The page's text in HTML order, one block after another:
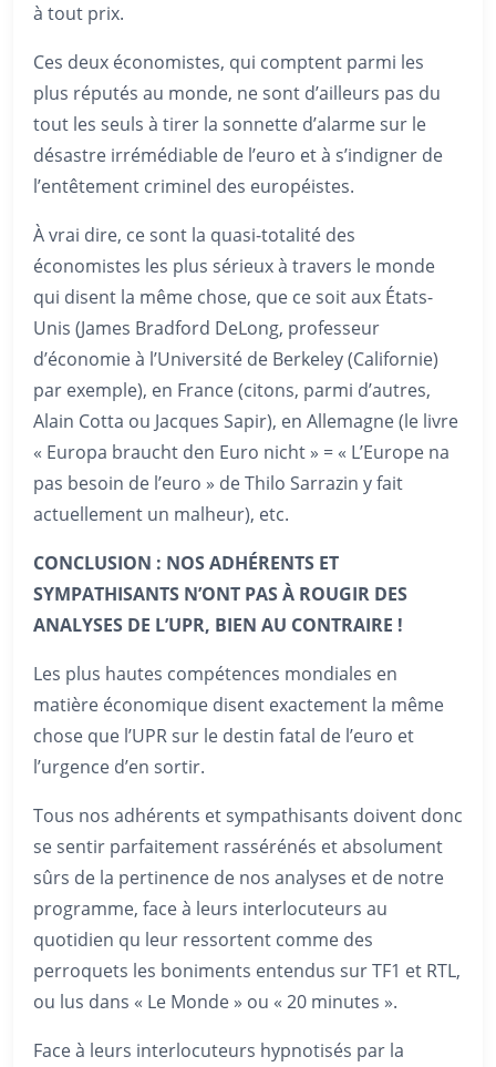
à tout prix.
Ces deux économistes, qui comptent parmi les
plus réputés au monde, ne sont d’ailleurs pas du
tout les seuls à tirer la sonnette d’alarme sur le
désastre irrémédiable de l’euro et à s’indigner de
l’entêtement criminel des européistes.
À vrai dire, ce sont la quasi-totalité des
économistes les plus sérieux à travers le monde
qui disent la même chose, que ce soit aux États-
Unis (James Bradford DeLong, professeur
d’économie à l’Université de Berkeley (Californie)
par exemple), en France (citons, parmi d’autres,
Alain Cotta ou Jacques Sapir), en Allemagne (le livre
« Europa braucht den Euro nicht » = « L’Europe na
pas besoin de l’euro » de Thilo Sarrazin y fait
actuellement un malheur), etc.
CONCLUSION : NOS ADHÉRENTS ET
SYMPATHISANTS N’ONT PAS À ROUGIR DES
ANALYSES DE L’UPR, BIEN AU CONTRAIRE !
Les plus hautes compétences mondiales en
matière économique disent exactement la même
chose que l’UPR sur le destin fatal de l’euro et
l’urgence d’en sortir.
Tous nos adhérents et sympathisants doivent donc
se sentir parfaitement rassérénés et absolument
sûrs de la pertinence de nos analyses et de notre
programme, face à leurs interlocuteurs au
quotidien qu leur ressortent comme des
perroquets les boniments entendus sur TF1 et RTL,
ou lus dans « Le Monde » ou « 20 minutes ».
Face à leurs interlocuteurs hypnotisés par la